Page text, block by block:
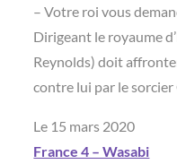
– Votre roi vous
Dirigeant le royaume
Reynolds) doit
contre lui par le
Le 15 mars 2020
France 4 – Wasabi